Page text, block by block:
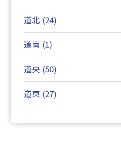
道北 (24)
道南 (1)
道央 (50)
道東 (27)